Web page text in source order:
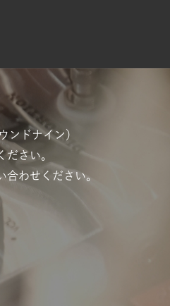
ンドナイン）
ださい。
合わせください。